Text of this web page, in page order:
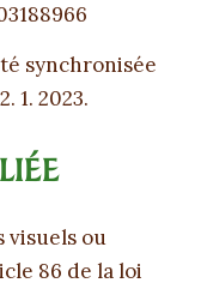
synchronisée
1. 2023.
visuels ou
86 de la loi